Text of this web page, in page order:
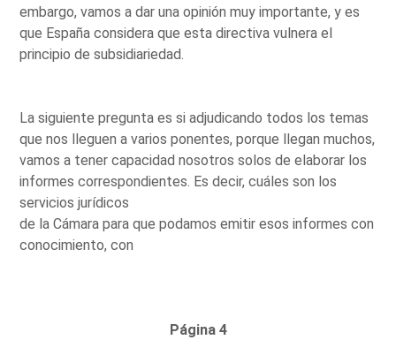
embargo, vamos a dar una opinión muy importante, y es
que España considera que esta directiva vulnera el
principio de subsidiariedad.
La siguiente pregunta es si adjudicando todos los temas
que nos lleguen a varios ponentes, porque llegan muchos,
vamos a tener capacidad nosotros solos de elaborar los
informes correspondientes. Es decir, cuáles son los
servicios jurídicos
de la Cámara para que podamos emitir esos informes con
conocimiento, con
Página 4